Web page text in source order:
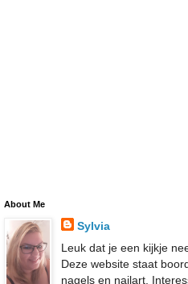
About Me
Sylvia
Leuk dat je een kijkje
Deze website staat
nagels en nailart.